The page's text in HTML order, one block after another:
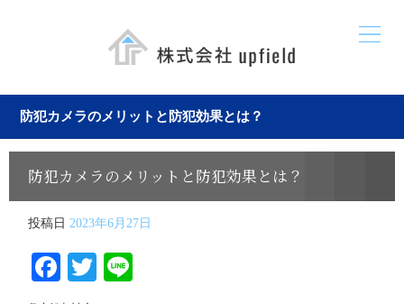
防犯カメラのメリットと防犯効果とは？
防犯カメラのメリットと防犯効果とは？
投稿日 2023年6月27日
Facebook
Twitter